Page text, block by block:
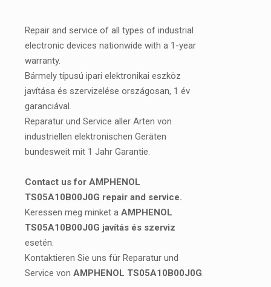
Repair and service of all types of industrial
electronic devices nationwide with a 1-year
warranty.
Bármely típusú ipari elektronikai eszköz
javítása és szervizelése országosan, 1 év
garanciával.
Reparatur und Service aller Arten von
industriellen elektronischen Geräten
bundesweit mit 1 Jahr Garantie.
Contact us for AMPHENOL
TS05A10B00J0G repair and service.
Keressen meg minket a AMPHENOL
TS05A10B00J0G javítás és szerviz
esetén.
Kontaktieren Sie uns für Reparatur und
Service von AMPHENOL TS05A10B00J0G.